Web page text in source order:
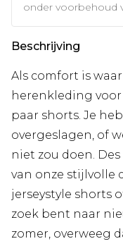
onder voorbehoud
Beschrijving
Als comfort is
herenkleding voor
paar shorts. Je
overgeslagen, of
niet zou doen.
van onze stijlvolle
jerseystyle shorts
zoek bent naar
zomer, overweeg